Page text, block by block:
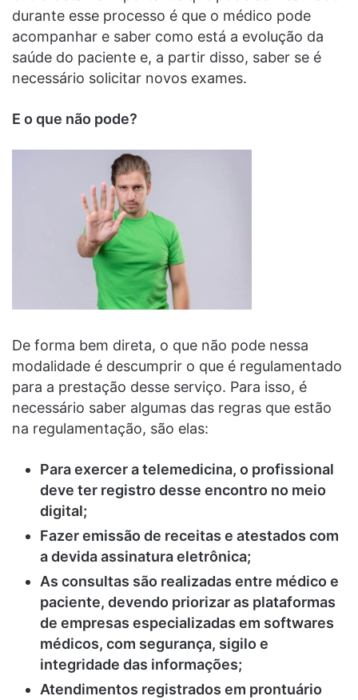
durante esse processo é que o médico pode
acompanhar e saber como está a evolução da
saúde do paciente e, a partir disso, saber se é
necessário solicitar novos exames.
E o que não pode?
De forma bem direta, o que não pode nessa
modalidade é descumprir o que é regulamentado
para a prestação desse serviço. Para isso, é
necessário saber algumas das regras que estão
na regulamentação, são elas:
Para exercer a telemedicina, o profissional
deve ter registro desse encontro no meio
digital;
Fazer emissão de receitas e atestados com
a devida assinatura eletrônica;
As consultas são realizadas entre médico e
paciente, devendo priorizar as plataformas
de empresas especializadas em softwares
médicos, com segurança, sigilo e
integridade das informações;
Atendimentos registrados em prontuário